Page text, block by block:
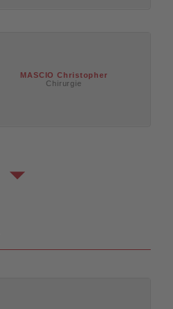
MASCIO Christopher
Chirurgie